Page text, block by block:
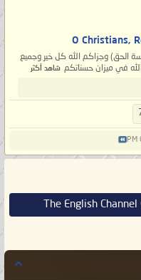
O Christians,
الحق) وجزاكم الله كل خير وجميع
في ميزان حسناتكم شاهد أكثر
The English